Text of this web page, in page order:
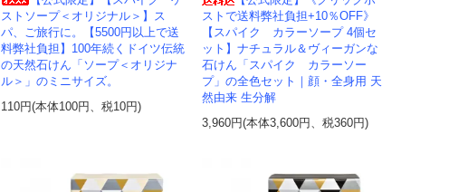
ストソープ＜オリジナル＞】ス
パ、ご旅行に。【5500円以上で送
料弊社負担】100年続くドイツ伝統
の天然石けん「ソープ＜オリジナ
ル＞」のミニサイズ。
110円(本体100円、税10円)
ストで送料弊社負担+10％OFF》
【スパイク カラーソープ 4個セ
ット】ナチュラル＆ヴィーガンな
石けん「スパイク カラーソー
プ」の全色セット｜顔・全身用 天
然由来 生分解
3,960円(本体3,600円、税360円)